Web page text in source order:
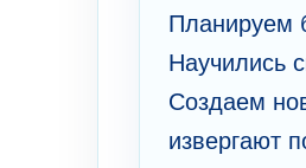
Планируем
Научились
Создаем
извергают